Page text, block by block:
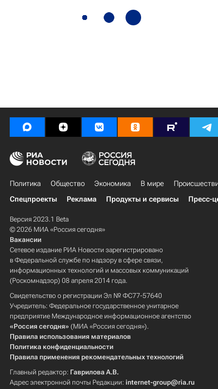
Политика Общество Экономика В мире
Спецпроекты
Реклама Продукты и сервисы Пресс-
Версия 2023.1 Beta
© 2026 МИА «Россия сегодня»
Вакансии
Сетевое издание РИА Новости зарегистрировано
в Федеральной службе по надзору в сфере связи,
информационных технологий и массовых коммуникаций
(Роскомнадзор) 08 апреля 2014 года.
Свидетельство о регистрации Эл № ФС77-57640
Учредитель: Федеральное государственное унитарное
предприятие Международное информационное агентство
«Россия сегодня» (МИА «Россия сегодня»).
Правила использования материалов
Политика конфиденциальности
Правила применения рекомендательных технологий
Главный редактор: Гаврилова А.В.
Адрес электронной почты Редакции: internet-group@ria.ru